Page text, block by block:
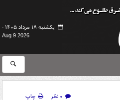
یکشنبه ۱۸ مرداد ۱۴۰۵ -
Aug 9 2026
۰ نظر
چاپ